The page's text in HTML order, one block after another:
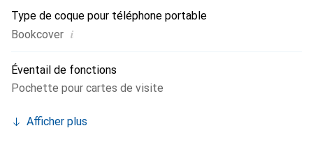
Type de coque pour téléphone portable
Bookcover i
Éventail de fonctions
Pochette pour cartes de visite
Afficher plus